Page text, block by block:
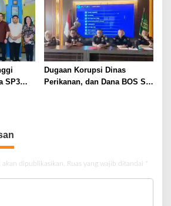
SP3
Dugaan Korupsi Dinas
Perikanan, dan Dana BOS SD
dipublikasikan. Ruas yang wajib ditandai *